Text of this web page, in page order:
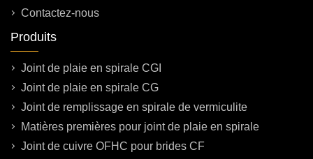
Contactez-nous
Produits
Joint de plaie en spirale CGI
Joint de plaie en spirale CG
Joint de remplissage en spirale de vermiculite
Matières premières pour joint de plaie en spirale
Joint de cuivre OFHC pour brides CF